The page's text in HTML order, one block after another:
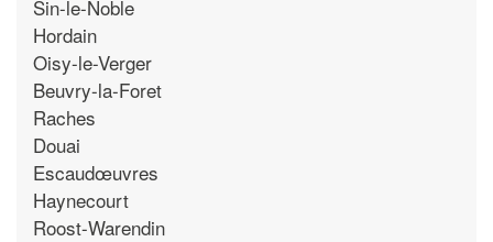
Sin-le-Noble
Hordain
Oisy-le-Verger
Beuvry-la-Foret
Raches
Douai
Escaudœuvres
Haynecourt
Roost-Warendin